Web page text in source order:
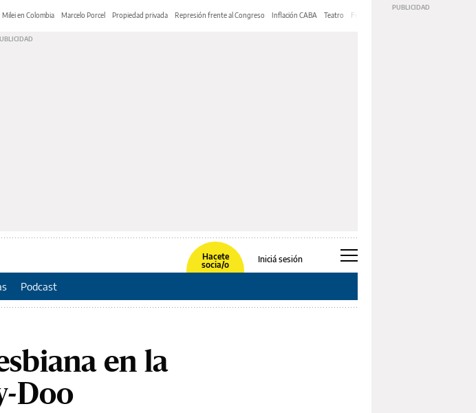
Milei en Colombia Marcelo Porcel Propiedad privada Represión frente al Congreso Inflación CABA Teatro Feria de Editores
Hacete
socia/o
Iniciá sesión
Podcast
en la
Doo